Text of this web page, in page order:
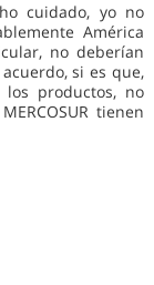
cuidado, yo no
América
no deberían
si es que,
productos, no
tienen